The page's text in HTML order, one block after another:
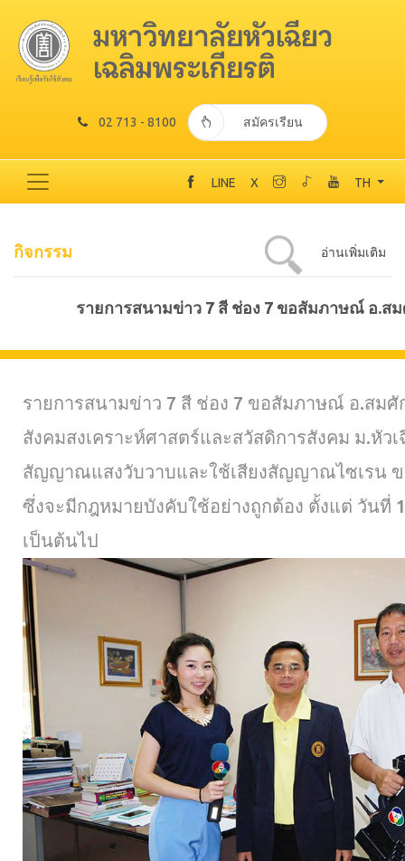
02 713 - 8100 สมัครเรียน
LINE X TH
กิจกรรม อ่านเพิ่มเติม
รายการสนามข่าว 7 สี ช่อง 7 ขอสัมภาษณ์ อ.ส
รายการสนามข่าว 7 สี ช่อง 7 ขอสัมภาษณ์ อ.สม
สังคมสงเคราะห์ศาสตร์และสวัสดิการสังคม ม.หัว
สัญญาณแสงวับวาบและใช้เสียงสัญญาณไซเรน
ซึ่งจะมีกฎหมายบังคับใช้อย่างถูกต้อง ตั้งแต่ วันที่
เป็นต้นไป